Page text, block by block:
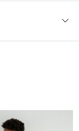
ogólnie